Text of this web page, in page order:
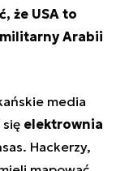
że USA to
Arabii
media
się elektrownia
Hackerzy,